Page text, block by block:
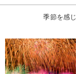
季節を感